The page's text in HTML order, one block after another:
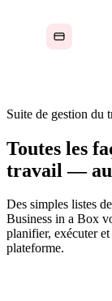
Suite de gestion du
Toutes les
travail — au
Des simples listes
Business in a Box
planifier, exécuter
plateforme.